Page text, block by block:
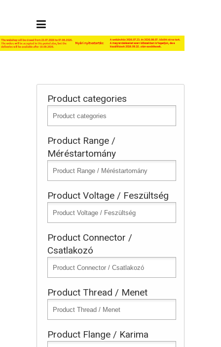
Product categories
Product Range /
Méréstartomány
Product Voltage / Feszültség
Product Connector /
Csatlakozó
Product Thread / Menet
Product Flange / Karima